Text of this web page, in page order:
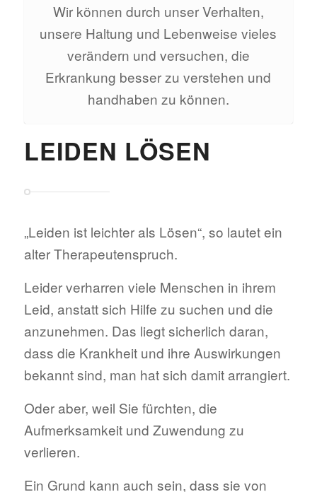
Wir können durch unser Verhalten,
unsere Haltung und Lebenweise vieles
verändern und versuchen, die
Erkrankung besser zu verstehen und
handhaben zu können.
LEIDEN LÖSEN
„Leiden ist leichter als Lösen“, so lautet ein
alter Therapeutenspruch.
Leider verharren viele Menschen in ihrem
Leid, anstatt sich Hilfe zu suchen und die
anzunehmen. Das liegt sicherlich daran,
dass die Krankheit und ihre Auswirkungen
bekannt sind, man hat sich damit arrangiert.
Oder aber, weil Sie fürchten, die
Aufmerksamkeit und Zuwendung zu
verlieren.
Ein Grund kann auch sein, dass sie von